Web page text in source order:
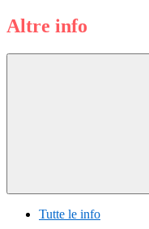
Altre info
Tutte le info